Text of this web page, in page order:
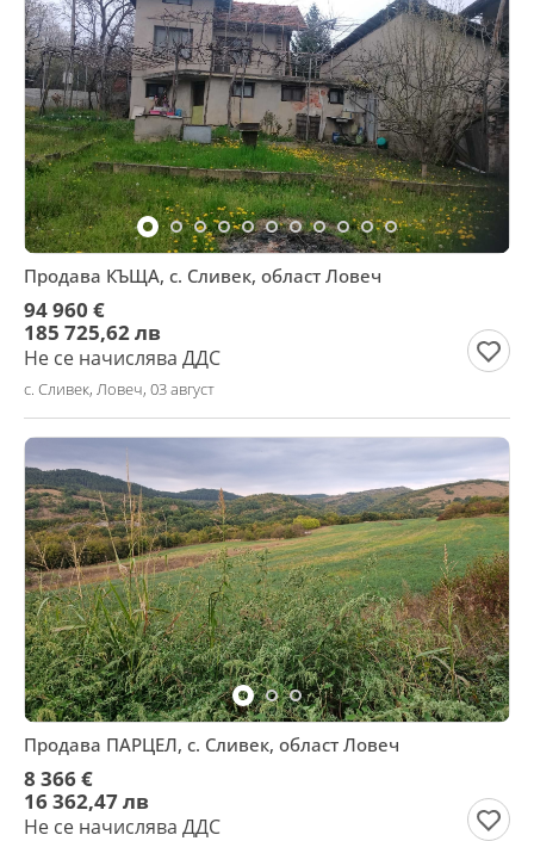
Продава КЪЩА, с. Сливек, област Ловеч
94 960 €
185 725,62 лв
Не се начислява ДДС
с. Сливек, Ловеч, 03 август
Продава ПАРЦЕЛ, с. Сливек, област Ловеч
8 366 €
16 362,47 лв
Не се начислява ДДС